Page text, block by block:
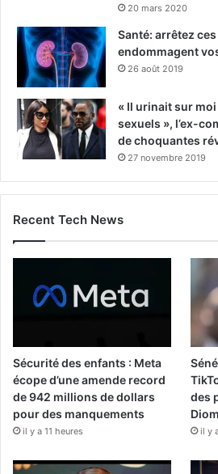
20 mars 2020
Santé: arrêtez
endommagent
26 août 2019
« Il urinait sur
sexuels », l’ex-
de choquantes
27 novembre 2019
Recent Tech News
Sécurité des enfants : Meta
écope d’une amende record
de 942 millions de dollars
pour des manquements
il y a 11 heures
des
il y